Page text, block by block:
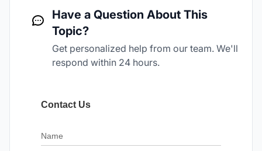
Have a Question About This
Topic?
Get personalized help from our team. We'll
respond within 24 hours.